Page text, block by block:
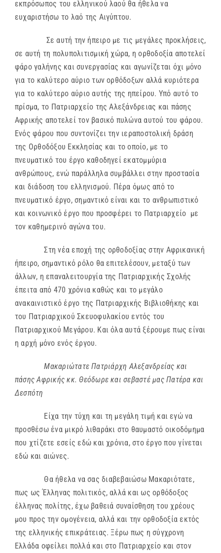
εκπρόσωπος του ελληνικού λαού θα ήθελα να
ευχαριστήσω το λαό της Αιγύπτου.
Σε αυτή την ήπειρο με τις μεγάλες προκλήσεις,
σε αυτή τη πολυπολιτισμική χώρα, η ορθοδοξία αποτελεί
φάρο γαλήνης και συνεργασίας και αγωνίζεται όχι μόνο
για το καλύτερο αύριο των ορθόδοξων αλλά κυριότερα
για το καλύτερο αύριο αυτής της ηπείρου. Υπό αυτό το
πρίσμα, το Πατριαρχείο της Αλεξάνδρειας και πάσης
Αφρικής αποτελεί τον βασικό πυλώνα αυτού του φάρου.
Ενός φάρου που συντονίζει την ιεραποστολική δράση
της Ορθοδόξου Εκκλησίας και το οποίο, με το
πνευματικό του έργο καθοδηγεί εκατομμύρια
ανθρώπους, ενώ παράλληλα συμβάλλει στην προστασία
και διάδοση του ελληνισμού. Πέρα όμως από το
πνευματικό έργο, σημαντικό είναι και το ανθρωπιστικό
και κοινωνικό έργο που προσφέρει το Πατριαρχείο με
τον καθημερινό αγώνα του.
Στη νέα εποχή της ορθοδοξίας στην Αφρικανική
ήπειρο, σημαντικό ρόλο θα επιτελέσουν, μεταξύ των
άλλων, η επαναλειτουργία της Πατριαρχικής Σχολής
έπειτα από 470 χρόνια καθώς και το μεγάλο
ανακαινιστικό έργο της Πατριαρχικής Βιβλιοθήκης και
του Πατριαρχικού Σκευοφυλακίου εντός του
Πατριαρχικού Μεγάρου. Και όλα αυτά ξέρουμε πως είναι
η αρχή μόνο ενός έργου.
Μακαριώτατε Πατριάρχη Αλεξανδρείας και
πάσης Αφρικής κκ. Θεόδωρε και σεβαστέ μας Πατέρα και
Δεσπότη
Είχα την τύχη και τη μεγάλη τιμή και εγώ να
προσθέσω ένα μικρό λιθαράκι στο θαυμαστό οικοδόμημα
που χτίζετε εσείς εδώ και χρόνια, στο έργο που γίνεται
εδώ και αιώνες.
Θα ήθελα να σας διαβεβαιώσω Μακαριότατε,
πως ως Έλληνας πολιτικός, αλλά και ως ορθόδοξος
έλληνας πολίτης, έχω βαθειά συναίσθηση του χρέους
μου προς την ομογένεια, αλλά και την ορθοδοξία εκτός
της ελληνικής επικράτειας. Ξέρω πως η σύγχρονη
Ελλάδα οφείλει πολλά και στο Πατριαρχείο και στον